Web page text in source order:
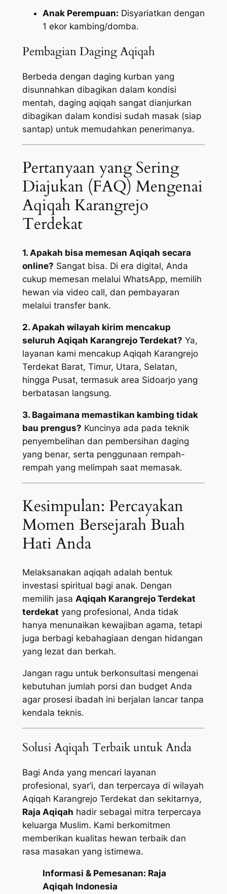
Anak Perempuan: Disyariatkan dengan
1 ekor kambing/domba.
Pembagian Daging Aqiqah
Berbeda dengan daging kurban yang
disunnahkan dibagikan dalam kondisi
mentah, daging aqiqah sangat dianjurkan
dibagikan dalam kondisi sudah masak (siap
santap) untuk memudahkan penerimanya.
Pertanyaan yang Sering
Diajukan (FAQ) Mengenai
Aqiqah Karangrejo
Terdekat
1. Apakah bisa memesan Aqiqah secara
online? Sangat bisa. Di era digital, Anda
cukup memesan melalui WhatsApp, memilih
hewan via video call, dan pembayaran
melalui transfer bank.
2. Apakah wilayah kirim mencakup
seluruh Aqiqah Karangrejo Terdekat? Ya,
layanan kami mencakup Aqiqah Karangrejo
Terdekat Barat, Timur, Utara, Selatan,
hingga Pusat, termasuk area Sidoarjo yang
berbatasan langsung.
3. Bagaimana memastikan kambing tidak
bau prengus? Kuncinya ada pada teknik
penyembelihan dan pembersihan daging
yang benar, serta penggunaan rempah-
rempah yang melimpah saat memasak.
Kesimpulan: Percayakan
Momen Bersejarah Buah
Hati Anda
Melaksanakan aqiqah adalah bentuk
investasi spiritual bagi anak. Dengan
memilih jasa Aqiqah Karangrejo Terdekat
terdekat yang profesional, Anda tidak
hanya menunaikan kewajiban agama, tetapi
juga berbagi kebahagiaan dengan hidangan
yang lezat dan berkah.
Jangan ragu untuk berkonsultasi mengenai
kebutuhan jumlah porsi dan budget Anda
agar prosesi ibadah ini berjalan lancar tanpa
kendala teknis.
Solusi Aqiqah Terbaik untuk Anda
Bagi Anda yang mencari layanan
profesional, syar’i, dan terpercaya di wilayah
Aqiqah Karangrejo Terdekat dan sekitarnya,
Raja Aqiqah hadir sebagai mitra terpercaya
keluarga Muslim. Kami berkomitmen
memberikan kualitas hewan terbaik dan
rasa masakan yang istimewa.
Informasi & Pemesanan: Raja
Aqiqah Indonesia